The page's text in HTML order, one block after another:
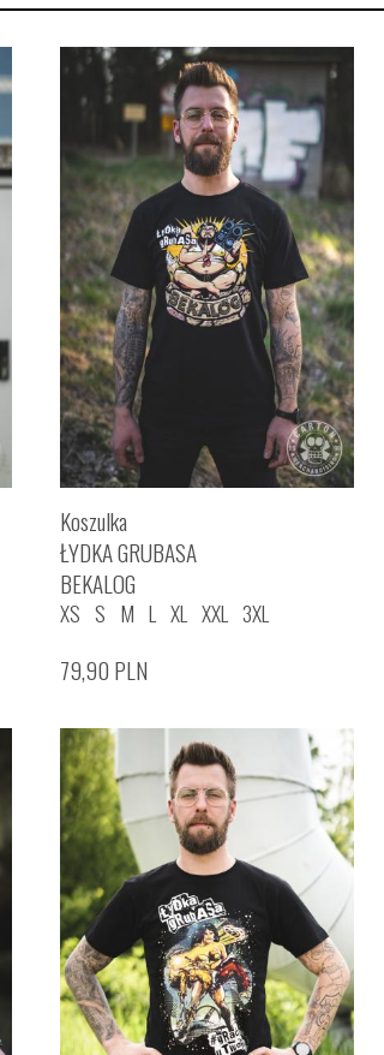
Koszulka
ŁYDKA GRUBASA
BEKALOG
XS S M L XL XXL 3XL
79,90 PLN